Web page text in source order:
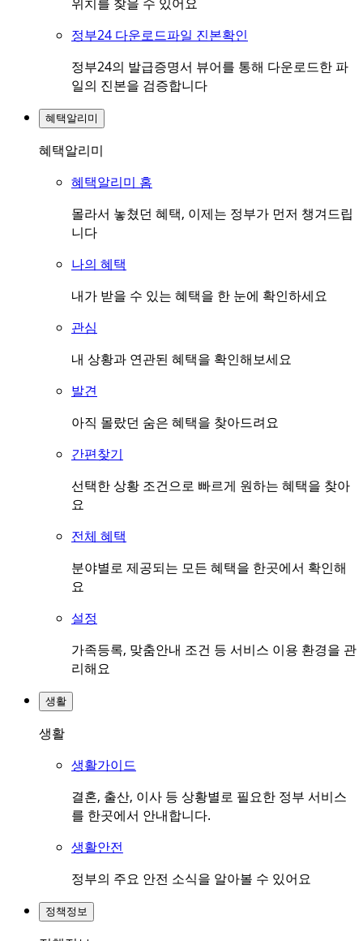
위치를 찾을 수 있어요
정부24 다운로드파일 진본확인
정부24의 발급증명서 뷰어를 통해 다운로드한 파
일의 진본을 검증합니다
혜택알리미
혜택알리미
혜택알리미 홈
몰라서 놓쳤던 혜택, 이제는 정부가 먼저 챙겨드립
니다
나의 혜택
내가 받을 수 있는 혜택을 한 눈에 확인하세요
관심
내 상황과 연관된 혜택을 확인해보세요
발견
아직 몰랐던 숨은 혜택을 찾아드려요
간편찾기
선택한 상황 조건으로 빠르게 원하는 혜택을 찾아
요
전체 혜택
분야별로 제공되는 모든 혜택을 한곳에서 확인해
요
설정
가족등록, 맞춤안내 조건 등 서비스 이용 환경을 관
리해요
생활
생활
생활가이드
결혼, 출산, 이사 등 상황별로 필요한 정부 서비스
를 한곳에서 안내합니다.
생활안전
정부의 주요 안전 소식을 알아볼 수 있어요
정책정보